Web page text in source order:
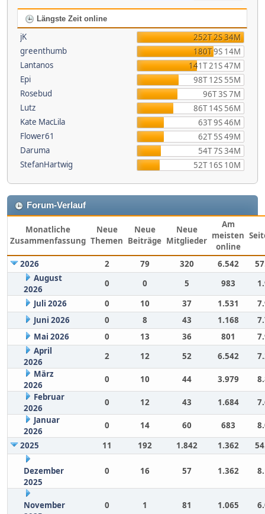
Längste Zeit online
jK
252T 2S 34M
greenthumb
180T 9S 14M
Lantanos
141T 21S 47M
Epi
98T 12S 55M
Rosebud
96T 3S 7M
Lutz
86T 14S 56M
Kate MacLila
63T 9S 46M
Flower61
62T 5S 49M
Daruma
54T 7S 34M
StefanHartwig
52T 16S 10M
Forum-Verlauf
Monatliche
Zusammenfassung
Neue
Themen
Neue
Beiträge
Neue
Mitglieder
Am
meisten
online
2026 2 79 320 6.542
August
2026
0 0 5 983
Juli 2026
0 10 37 1.531
Juni 2026
0 8 43 1.168
Mai 2026
0 13 36 801
April
2026
2 12 52 6.542
März
2026
0 10 44 3.979
Februar
2026
0 12 43 1.684
Januar
2026
0 14 60 683
2025
11 192 1.842 1.362
Dezember
2025
0 16 57 1.362
November
0 1 81 1.065